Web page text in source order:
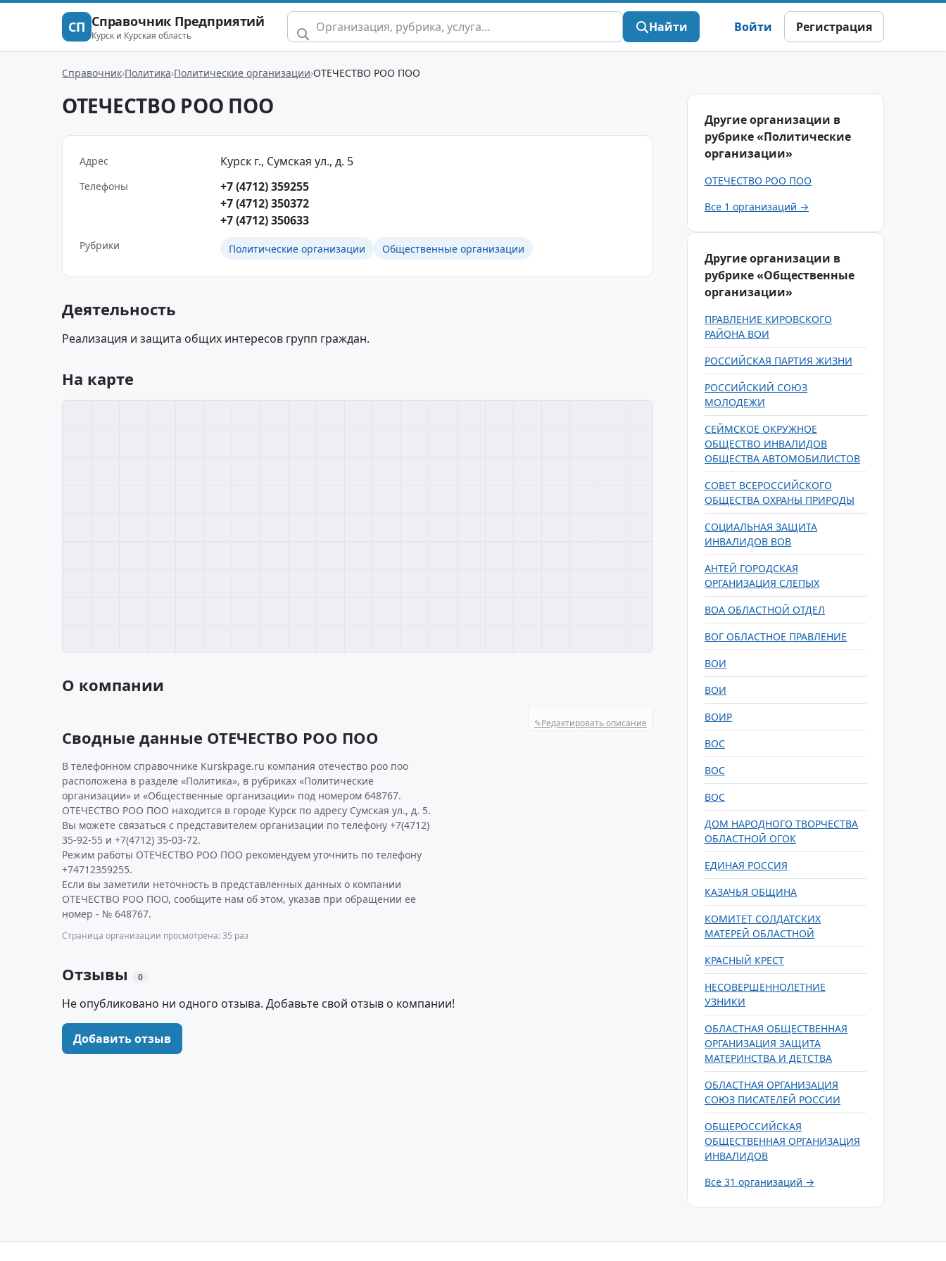
СП Справочник Предприятий
Курск и Курская область
Найти Войти Регистрация
Справочник Политика Политические организации ОТЕЧЕСТВО РОО ПОО
ОТЕЧЕСТВО РОО ПОО
Адрес Курск г., Сумская ул., д. 5
Телефоны
+7 (4712) 359255
+7 (4712) 350372
+7 (4712) 350633
Рубрики Политические организации Общественные организации
Деятельность
Реализация и защита общих интересов групп граждан.
На карте
О компании
✎Редактировать описание
Сводные данные ОТЕЧЕСТВО РОО ПОО
В телефонном справочнике Kurskpage.ru компания отечество роо поо
расположена в разделе «Политика», в рубриках «Политические
организации» и «Общественные организации» под номером 648767.
ОТЕЧЕСТВО РОО ПОО находится в городе Курск по адресу Сумская ул., д. 5.
Вы можете связаться с представителем организации по телефону +7(4712)
35-92-55 и +7(4712) 35-03-72.
Режим работы ОТЕЧЕСТВО РОО ПОО рекомендуем уточнить по телефону
+74712359255.
Если вы заметили неточность в представленных данных о компании
ОТЕЧЕСТВО РОО ПОО, сообщите нам об этом, указав при обращении ее
номер - № 648767.
Страница организации просмотрена: 35 раз
Отзывы 0
Не опубликовано ни одного отзыва. Добавьте свой отзыв о компании!
Добавить отзыв
Другие организации в
рубрике «Политические
организации»
ОТЕЧЕСТВО РОО ПОО
Все 1 организаций →
Другие организации в
рубрике «Общественные
организации»
ПРАВЛЕНИЕ КИРОВСКОГО
РАЙОНА ВОИ
РОССИЙСКАЯ ПАРТИЯ ЖИЗНИ
РОССИЙСКИЙ СОЮЗ
МОЛОДЕЖИ
СЕЙМСКОЕ ОКРУЖНОЕ
ОБЩЕСТВО ИНВАЛИДОВ
ОБЩЕСТВА АВТОМОБИЛИСТОВ
СОВЕТ ВСЕРОССИЙСКОГО
ОБЩЕСТВА ОХРАНЫ ПРИРОДЫ
СОЦИАЛЬНАЯ ЗАЩИТА
ИНВАЛИДОВ ВОВ
АНТЕЙ ГОРОДСКАЯ
ОРГАНИЗАЦИЯ СЛЕПЫХ
ВОА ОБЛАСТНОЙ ОТДЕЛ
ВОГ ОБЛАСТНОЕ ПРАВЛЕНИЕ
ВОИ
ВОИ
ВОИР
ВОС
ВОС
ВОС
ДОМ НАРОДНОГО ТВОРЧЕСТВА
ОБЛАСТНОЙ ОГОК
ЕДИНАЯ РОССИЯ
КАЗАЧЬЯ ОБЩИНА
КОМИТЕТ СОЛДАТСКИХ
МАТЕРЕЙ ОБЛАСТНОЙ
КРАСНЫЙ КРЕСТ
НЕСОВЕРШЕННОЛЕТНИЕ
УЗНИКИ
ОБЛАСТНАЯ ОБЩЕСТВЕННАЯ
ОРГАНИЗАЦИЯ ЗАЩИТА
МАТЕРИНСТВА И ДЕТСТВА
ОБЛАСТНАЯ ОРГАНИЗАЦИЯ
СОЮЗ ПИСАТЕЛЕЙ РОССИИ
ОБЩЕРОССИЙСКАЯ
ОБЩЕСТВЕННАЯ ОРГАНИЗАЦИЯ
ИНВАЛИДОВ
Все 31 организаций →